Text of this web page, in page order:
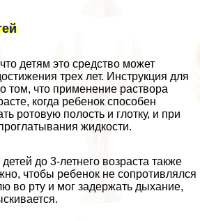
детям это средство может
трех лет. Инструкция для
том, что применение раствора
когда ребенок способен
ротовую полость и глотку, и при
жидкости.
до 3-летнего возраста также
чтобы ребенок не сопротивлялся
во рту и мог задержать дыхание,